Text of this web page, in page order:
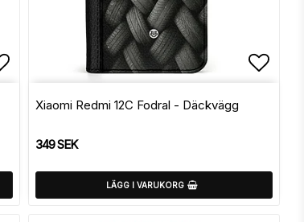
Lägg till i favoritlistan
Xiaomi Redmi 12C Fodral - Däckvägg
349 SEK
LÄGG I VARUKORG